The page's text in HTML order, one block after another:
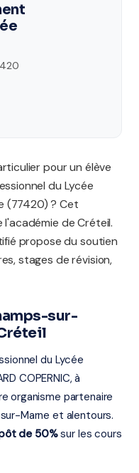
pour un élève
du Lycée
(77420) ? Cet
de Créteil.
propose du soutien
stages de révision,
sur-
du Lycée
COPERNIC, à
organisme partenaire
Marne et alentours.
de 50%sur les cours